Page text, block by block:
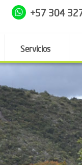
+57 304
Servicios